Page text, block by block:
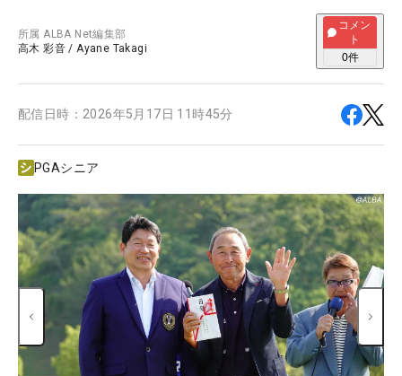
所属ALBA Net編集部
高木 彩音 /Ayane Takagi
コメン
ト
0件
配信日時： 2026年5月17日 11時45分
PGAシニア